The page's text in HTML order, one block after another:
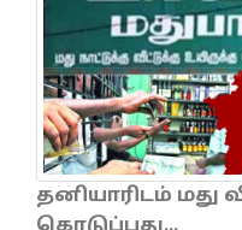
தனியாரிடம்